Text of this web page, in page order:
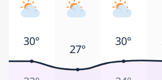
30°
27°
30°